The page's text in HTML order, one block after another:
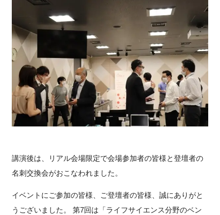
講演後は、リアル会場限定で会場参加者の皆様と登壇者の
名刺交換会がおこなわれました。
イベントにご参加の皆様、ご登壇者の皆様、誠にありがと
うございました。 第7回は「ライフサイエンス分野のベン